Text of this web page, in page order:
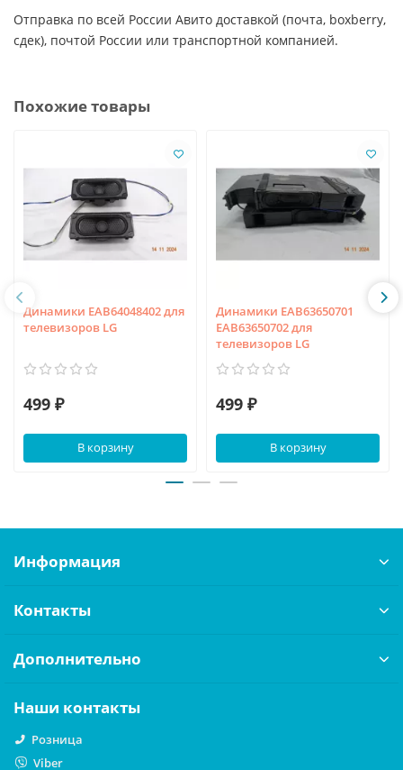
Отправка по всей России Авито доставкой (почта, boxberry,
сдек), почтой России или транспортной компанией.
Похожие товары
Динамики EAB64048402 для
телевизоров LG
499 ₽
В корзину
Динамики EAB63650701
EAB63650702 для
телевизоров LG
499 ₽
В корзину
Информация
Контакты
Дополнительно
Наши контакты
Розница
Viber